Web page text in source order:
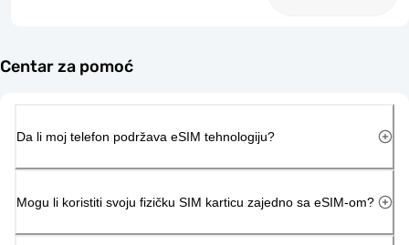
Centar za pomoć
Da li moj telefon podržava eSIM tehnologiju?
Mogu li koristiti svoju fizičku SIM karticu zajedno sa eSIM-om?